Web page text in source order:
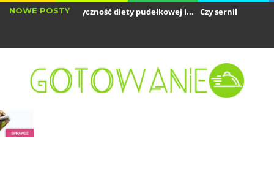
NOWE POSTY
obliczyć kaloryczność diety pudełkowej i...
Czy sernik jest dobrym